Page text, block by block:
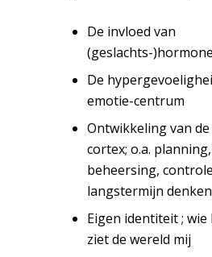
De invloed van
(geslachts-
De
emotie-centrum
Ontwikkeling van
cortex; o.a.
beheersing,
langstermijn denken
Eigen identiteit ;
ziet de wereld mij